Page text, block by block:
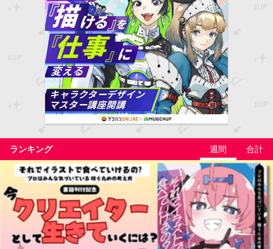
ランキング 週間 合計